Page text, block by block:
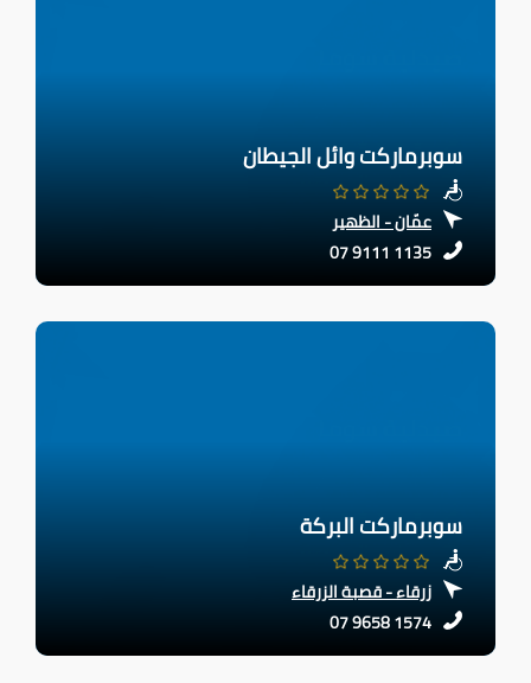
سوبرماركت وائل الجيطان
عمّان - الظهير
07 9111 1135
سوبرماركت البركة
زرقاء - قصبة الزرقاء
07 9658 1574